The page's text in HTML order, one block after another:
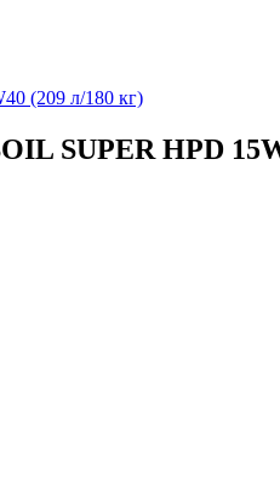
(209 л/180 кг)
SUPER HPD